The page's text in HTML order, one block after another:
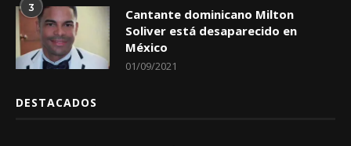
3
Cantante dominicano Milton
Soliver está desaparecido en
México
01/09/2021
DESTACADOS